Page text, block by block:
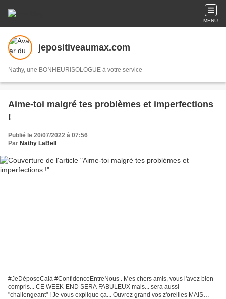
MENU
jepositiveaumax.com
Nathy, une BONHEURISOLOGUE à votre service
Aime-toi malgré tes problèmes et imperfections
!
Publié le 20/07/2022 à 07:56
Par Nathy LaBell
#JeDéposeCalà #ConfidenceEntreNous . Mes chers amis, vous l'avez bien
compris... CE WEEK-END SERA FABULEUX mais... sera aussi
"challengeant" ! Je vous explique ça... Ouvrez grand vos z'oreilles MAIS